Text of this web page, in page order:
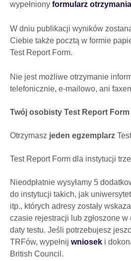
wypełniony formularz
W dniu publikacji wyników
Ciebie także pocztą w formie
Test Report Form.
Nie jest możliwe otrzymanie
telefonicznie, e-mailowo, ani
Twój osobisty Test Report Form
Otrzymasz jeden egzemplarz
Test Report Form dla instytucji
Nieodpłatnie wysyłamy 5
do instytucji takich, jak
itp., których adresy zostały
czasie rejestracji lub zgłoszone w
daty testu. Jeśli potrzebujesz
TRFów, wypełnij wniosek i
British Council.